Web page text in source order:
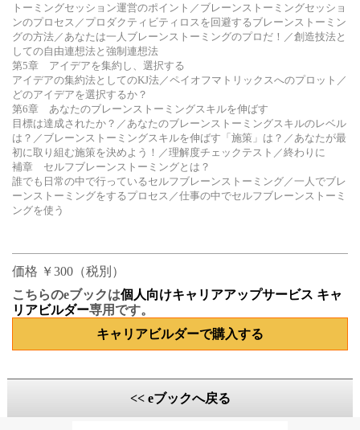
トーミングセッション運営のポイント／ブレーンストーミングセッショ
ンのプロセス／プロダクティビティロスを回避するブレーンストーミン
グの方法／あなたは一人ブレーンストーミングのプロだ！／創造技法と
しての自由連想法と強制連想法
第5章 アイデアを集約し、選択する
アイデアの集約法としてのKJ法／ペイオフマトリックスへのプロット／
どのアイデアを選択するか？
第6章 あなたのブレーンストーミングスキルを伸ばす
目標は達成されたか？／あなたのブレーンストーミングスキルのレベル
は？／ブレーンストーミングスキルを伸ばす「施策」は？／あなたが最
初に取り組む施策を決めよう！／理解度チェックテスト／終わりに
補章 セルフブレーンストーミングとは？
誰でも日常の中で行っているセルフブレーンストーミング／一人でブレ
ーンストーミングをするプロセス／仕事の中でセルフブレーンストーミ
ングを使う
価格 ￥300（税別）
こちらのeブックは個人向けキャリアアップサービス キャ
リアビルダー専用です。
キャリアビルダーで購入する
<< eブックへ戻る